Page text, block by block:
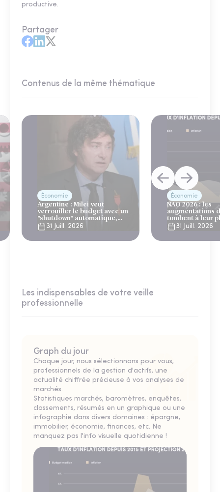
productive.
Partager
Contenus de la même thématique
Économie
Argentine : Milei veut
verrouiller le budget avec un
"shutdown" automatique,
sous le regard bienveillant
du FMI
31 Juill. 2026
Économie
NAO 2026 : les
augmentations
tombent à leur
niveau depuis 4
31 Juill. 2026
Les indispensables de votre veille
professionnelle
Graph du jour
Chaque jour, nous sélectionnons pour vous,
professionnels de la gestion d'actifs, une
actualité chiffrée précieuse à vos analyses de
marchés.
Statistiques marchés, baromètres, enquêtes,
classements, résumés en un graphique ou une
infographie dans divers domaines : épargne,
immobilier, économie, finances, etc. Ne
manquez pas l'info visuelle quotidienne !